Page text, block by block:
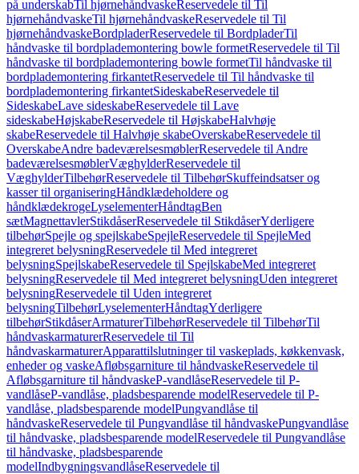
på underskabTil hjørnehåndvaskeReservedele til Til
hjørnehåndvaskeTil hjørnehåndvaskeReservedele til Til
hjørnehåndvaskeBordpladerReservedele til BordpladerTil
håndvaske til bordplademontering bowle formetReservedele til Til
håndvaske til bordplademontering bowle formetTil håndvaske til
bordplademontering firkantetReservedele til Til håndvaske til
bordplademontering firkantetSideskabeReservedele til
SideskabeLave sideskabeReservedele til Lave
sideskabeHøjskabeReservedele til HøjskabeHalvhøje
skabeReservedele til Halvhøje skabeOverskabeReservedele til
OverskabeAndre badeværelsesmøblerReservedele til Andre
badeværelsesmøblerVæghylderReservedele til
VæghylderTilbehørReservedele til TilbehørSkuffeindsatser og
kasser til organiseringHåndklædeholdere og
håndklædekrogeLyselementerHåndtagBen
sætMagnettavlerStikdåserReservedele til StikdåserYderligere
tilbehørSpejle og spejlskabeSpejleReservedele til SpejleMed
integreret belysningReservedele til Med integreret
belysningSpejlskabeReservedele til SpejlskabeMed integreret
belysningReservedele til Med integreret belysningUden integreret
belysningReservedele til Uden integreret
belysningTilbehørLyselementerHåndtagYderligere
tilbehørStikdåserArmaturerTilbehørReservedele til TilbehørTil
håndvaskarmaturerReservedele til Til
håndvaskarmaturerApparattilslutninger til vaskeplads, køkkenvask,
enheder og vaskeAfløbsgarniture til håndvaskeReservedele til
Afløbsgarniture til håndvaskeP-vandlåseReservedele til P-
vandlåseP-vandlåse, pladsbesparende modelReservedele til P-
vandlåse, pladsbesparende modelPungvandlåse til
håndvaskeReservedele til Pungvandlåse til håndvaskePungvandlåse
til håndvaske, pladsbesparende modelReservedele til Pungvandlåse
til håndvaske, pladsbesparende
modelIndbygningsvandlåseReservedele til